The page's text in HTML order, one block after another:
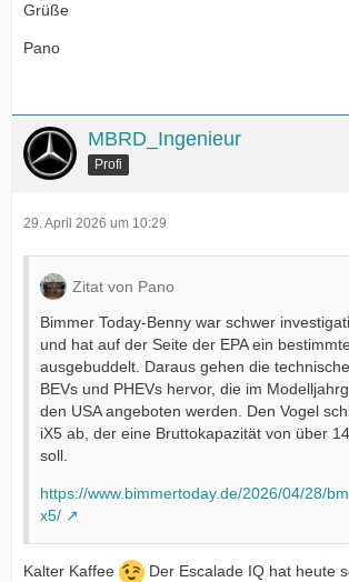
Grüße
Pano
MBRD_Ingenieur
Profi
29. April 2026 um 10:29
Zitat von Pano
Bimmer Today-Benny war schwer
und hat auf der Seite der EPA ein
ausgebuddelt. Daraus gehen die
BEVs und PHEVs hervor, die im
den USA angeboten werden. Den Vogel
iX5 ab, der eine Bruttokapazität von über
soll.
https://www.bimmertoday.de/2026/04/28/
x5/
Kalter Kaffee
Der Escalade IQ hat heute